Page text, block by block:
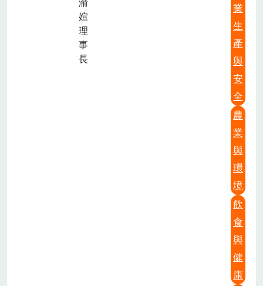
媗
理
事
長
業
生
產
與
安
全
農
業
與
環
境
飲
食
與
健
康